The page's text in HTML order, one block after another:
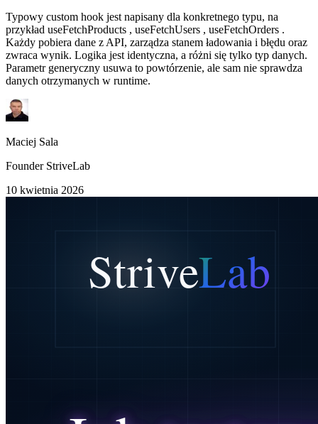
Typowy custom hook jest napisany dla konkretnego typu, na
przykład useFetchProducts , useFetchUsers , useFetchOrders .
Każdy pobiera dane z API, zarządza stanem ładowania i błędu oraz
zwraca wynik. Logika jest identyczna, a różni się tylko typ danych.
Parametr generyczny usuwa to powtórzenie, ale sam nie sprawdza
danych otrzymanych w runtime.
Maciej Sala
Founder StriveLab
10 kwietnia 2026